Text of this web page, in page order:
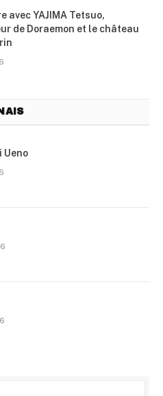
avec YAJIMA Tetsuo,
de Doraemon et le château
Ueno